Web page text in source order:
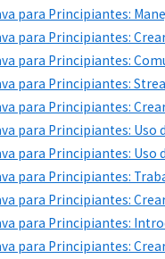
para Principiantes:
para Principiantes:
para Principiantes:
para Principiantes:
para Principiantes:
para Principiantes:
para Principiantes: Uso
para Principiantes:
para Principiantes:
para Principiantes:
para Principiantes: